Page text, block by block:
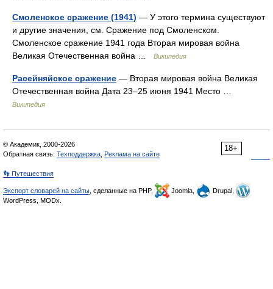
Смоленское сражение (1941) — У этого термина существуют
и другие значения, см. Сражение под Смоленском.
Смоленское сражение 1941 года Вторая мировая война
Великая Отечественная война …
Википедия
Расейняйское сражение — Вторая мировая война Великая
Отечественная война Дата 23–25 июня 1941 Место …
Википедия
18+
© Академик, 2000-2026
Обратная связь: Техподдержка Реклама на сайте
👣 Путешествия
Экспорт словарей на сайты , сделанные на PHP, Joomla,
Drupal,
WordPress, MODx.